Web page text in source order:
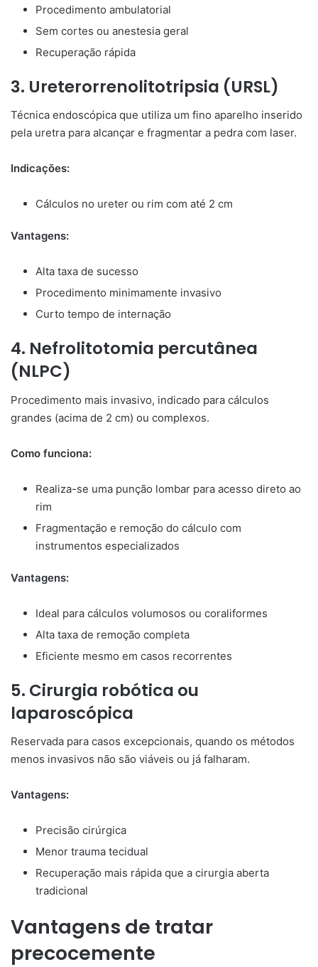
Procedimento ambulatorial
Sem cortes ou anestesia geral
Recuperação rápida
3. Ureterorrenolitotripsia (URSL)
Técnica endoscópica que utiliza um fino aparelho inserido
pela uretra para alcançar e fragmentar a pedra com laser.
Indicações:
Cálculos no ureter ou rim com até 2 cm
Vantagens:
Alta taxa de sucesso
Procedimento minimamente invasivo
Curto tempo de internação
4. Nefrolitotomia percutânea
(NLPC)
Procedimento mais invasivo, indicado para cálculos
grandes (acima de 2 cm) ou complexos.
Como funciona:
Realiza-se uma punção lombar para acesso direto ao
rim
Fragmentação e remoção do cálculo com
instrumentos especializados
Vantagens:
Ideal para cálculos volumosos ou coraliformes
Alta taxa de remoção completa
Eficiente mesmo em casos recorrentes
5. Cirurgia robótica ou
laparoscópica
Reservada para casos excepcionais, quando os métodos
menos invasivos não são viáveis ou já falharam.
Vantagens:
Precisão cirúrgica
Menor trauma tecidual
Recuperação mais rápida que a cirurgia aberta
tradicional
Vantagens de tratar
precocemente